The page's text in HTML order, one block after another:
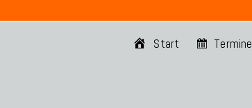
Start Termine